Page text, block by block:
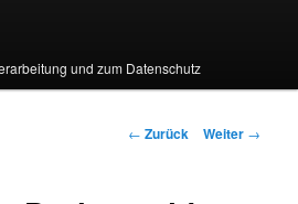
und zum Datenschutz
Beitragsnavigation
← Zurück Weiter →